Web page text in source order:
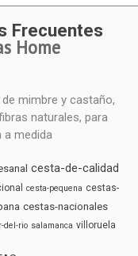
Frecuentes
Home
mimbre y castaño,
naturales, para
a medida
cesta-de-calidad
cesta-pequena cestas-
cestas-nacionales
del-rio salamanca villoruela